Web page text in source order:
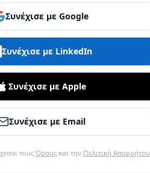
Συνέχισε με Google
Συνέχισε με LinkedIn
Συνέχισε με Apple
Συνέχισε με Email
τους Όρουςκαι την Πολιτική Απορρήτου